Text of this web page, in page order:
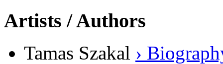
Artists / Authors
Tamas Szakal ›